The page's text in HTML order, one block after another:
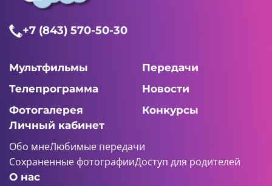
+7 (843) 570-50-30
Мультфильмы
Передачи
Телепрограмма
Новости
Фотогалерея
Конкурсы
Личный кабинет
Обо мнеЛюбимые передачи
Сохраненные фотографииДоступ для родителей
О нас